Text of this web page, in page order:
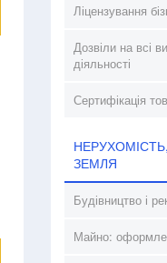
Ліцензування
Дозвіли на всі
діяльності
Сертифікація
ЗЕМЛЯ
Будівництво і
Майно: